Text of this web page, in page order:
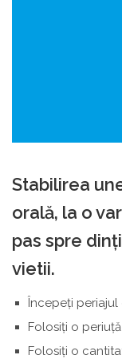
Stabilirea
orală, la o
pas spre
vietii.
Începeți
Folosiți o
Folosiți o